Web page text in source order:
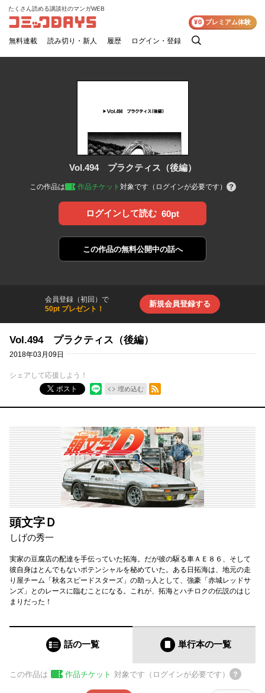
コミックDAYS
たくさん読める講談社のマンガWEB
無料連載 読み切り・新人 履歴 ログイン・登録
検
¥0 プレミアム体験
Vol.494 プラクティス（後編）
この作品は 作品チケット 対象です（ログインが必要です）
ログインして読む 60pt
この作品の無料公開中の話へ
会員登録（初回）で
50pt プレゼント！
新規会員登録する
Vol.494 プラクティス（後編）
2018年03月09日
シェアして応援しよう！
ポスト
埋め込む
RSSフィード
頭文字Ｄ
しげの秀一
実家の豆腐店の配達を手伝っていた拓海。だが彼の駆る車ＡＥ８６、そして
彼自身はとんでもないポテンシャルを秘めていた。ある日拓海は、地元の走
り屋チーム「秋名スピードスターズ」の助っ人として、強豪「赤城レッドサ
ンズ」とのレースに臨むことになる。これが、拓海とハチロクの伝説のはじ
まりだった！
話の一覧 単行本の一覧
この作品は 作品チケット 対象です（ログインが必要です）